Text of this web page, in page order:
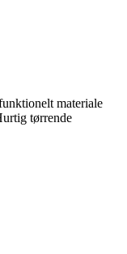
materiale
tørrende